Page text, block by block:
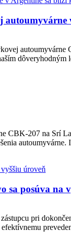
CBK-207 na
autoumyvárne.
sa posúva na
pri